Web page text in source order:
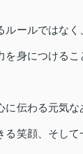
ルールではなく
を身につけるこ
に伝わる元気
る笑顔、そして